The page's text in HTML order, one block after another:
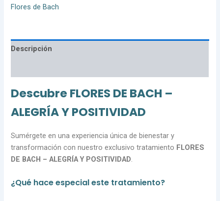
Flores de Bach
Descripción
Descubre FLORES DE BACH –
ALEGRÍA Y POSITIVIDAD
Sumérgete en una experiencia única de bienestar y
transformación con nuestro exclusivo tratamiento FLORES
DE BACH – ALEGRÍA Y POSITIVIDAD
¿Qué hace especial este tratamiento?